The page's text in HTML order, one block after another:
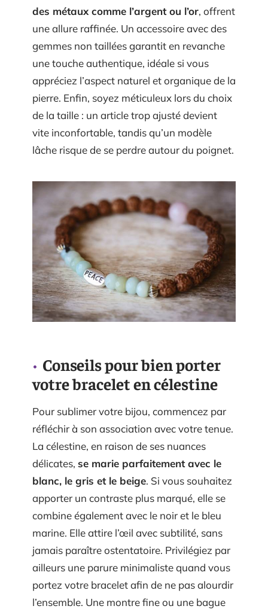
des métaux comme l’argent ou l’or, offrent
une allure raffinée. Un accessoire avec des
gemmes non taillées garantit en revanche
une touche authentique, idéale si vous
appréciez l’aspect naturel et organique de la
pierre. Enfin, soyez méticuleux lors du choix
de la taille : un article trop ajusté devient
vite inconfortable, tandis qu’un modèle
lâche risque de se perdre autour du poignet.
Conseils pour bien porter
votre bracelet en célestine
Pour sublimer votre bijou, commencez par
réfléchir à son association avec votre tenue.
La célestine, en raison de ses nuances
délicates, se marie parfaitement avec le
blanc, le gris et le beige. Si vous souhaitez
apporter un contraste plus marqué, elle se
combine également avec le noir et le bleu
marine. Elle attire l’œil avec subtilité, sans
jamais paraître ostentatoire. Privilégiez par
ailleurs une parure minimaliste quand vous
portez votre bracelet afin de ne pas alourdir
l’ensemble. Une montre fine ou une bague